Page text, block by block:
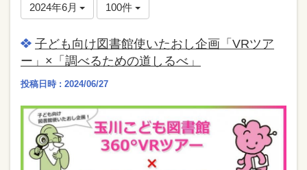
2024年6月 100件
子ども向け図書館使いたおし企画「VRツア
ー」×「調べるための道しるべ」
投稿日時 : 2024/06/27